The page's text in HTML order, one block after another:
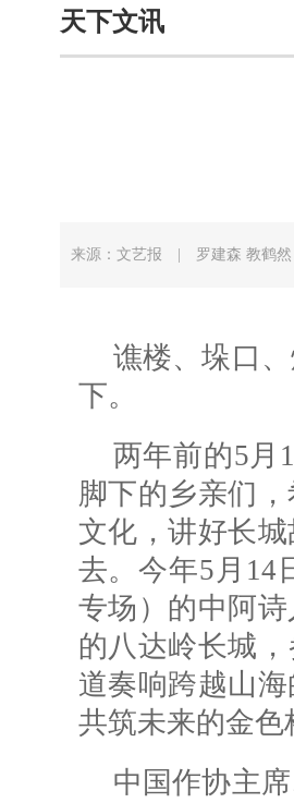
天下文讯
来源：文艺报 | 罗建森 教鹤
谯楼、垛口
下。
两年前的5月
脚下的乡亲们
文化，讲好长
去。今年5月14
专场）的中阿
的八达岭长城
道奏响跨越山
共筑未来的金色
中国作协主